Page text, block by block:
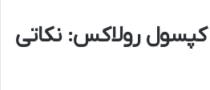
کپسول رولاکس: نکاتی